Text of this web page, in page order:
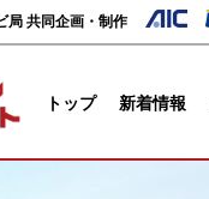
局 共同企画・制作
トップ 新着情報